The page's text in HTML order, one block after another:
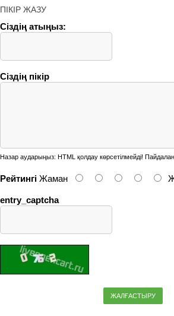
ПІКІР ЖАЗУ
Сіздің атыңыз:
Сіздің пікір
Назар аударыңыз: HTML қолдау көрсетілмейді!
Рейтингі Жаман
entry_captcha
ЖАЛҒАСТЫРУ